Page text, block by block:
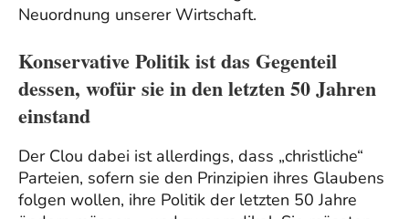
Neuordnung unserer Wirtschaft.
Konservative Politik ist das Gegenteil
dessen, wofür sie in den letzten 50 Jahren
einstand
Der Clou dabei ist allerdings, dass „christliche“
Parteien, sofern sie den Prinzipien ihres Glaubens
folgen wollen, ihre Politik der letzten 50 Jahre